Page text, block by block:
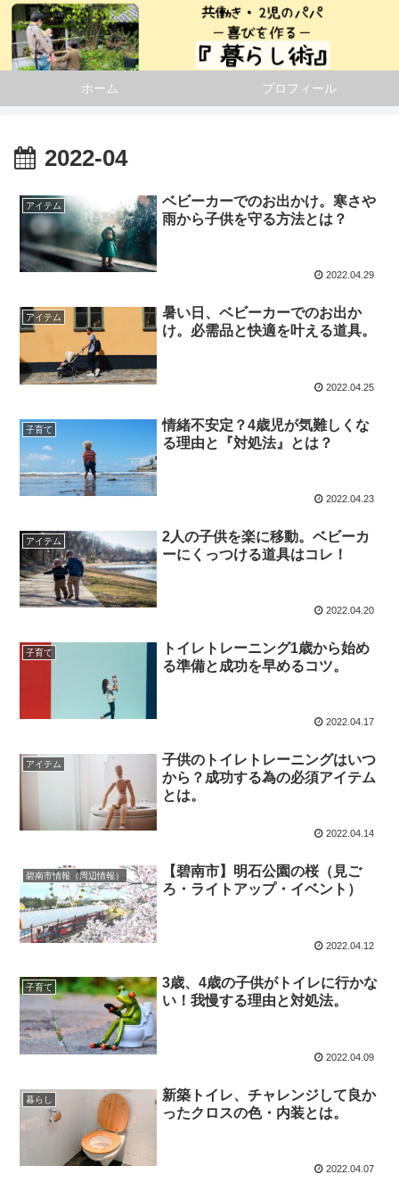
ホーム プロフィール
2022-04
アイテム
ベビーカーでのお出かけ。寒さや
雨から子供を守る方法とは？
2022.04.29
アイテム
暑い日、ベビーカーでのお出か
け。必需品と快適を叶える道具。
2022.04.25
子育て
情緒不安定？4歳児が気難しくな
る理由と『対処法』とは？
2022.04.23
アイテム
2人の子供を楽に移動。ベビーカ
ーにくっつける道具はコレ！
2022.04.20
子育て
トイレトレーニング1歳から始め
る準備と成功を早めるコツ。
2022.04.17
アイテム
子供のトイレトレーニングはいつ
から？成功する為の必須アイテム
とは。
2022.04.14
碧南市情報（周辺情報）
【碧南市】明石公園の桜（見ご
ろ・ライトアップ・イベント）
2022.04.12
子育て
3歳、4歳の子供がトイレに行かな
い！我慢する理由と対処法。
2022.04.09
暮らし
新築トイレ、チャレンジして良か
ったクロスの色・内装とは。
2022.04.07